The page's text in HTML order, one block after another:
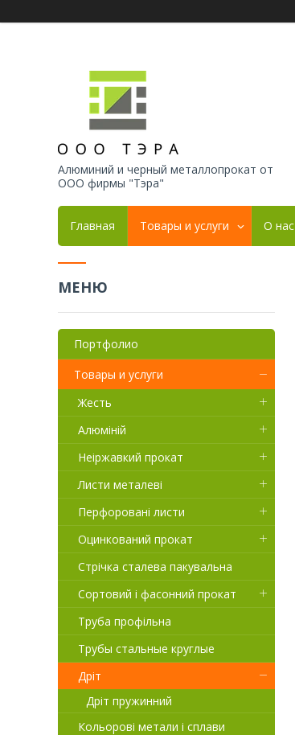
Алюминий и черный металлопрокат от
ООО фирмы "Тэра"
Главная Товары и услуги О нас
Портфолио
Товары и услуги
Жесть
Алюміній
Неіржавкий прокат
Листи металеві
Перфоровані листи
Оцинкований прокат
Стрічка сталева пакувальна
Сортовий і фасонний прокат
Труба профільна
Трубы стальные круглые
Дріт
Дріт пружинний
Кольорові метали і сплави